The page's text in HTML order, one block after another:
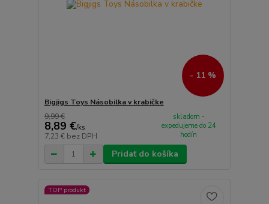
- 11 %
Bigjigs Toys Násobilka v krabičke
9,99 €
8,89 €/ks
7,23 € bez DPH
skladom -
expedujeme do 24
hodín
Pridať do košíka
TOP produkt